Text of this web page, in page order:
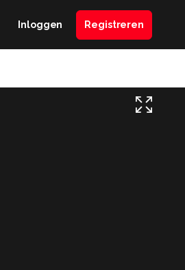
Inloggen Registreren